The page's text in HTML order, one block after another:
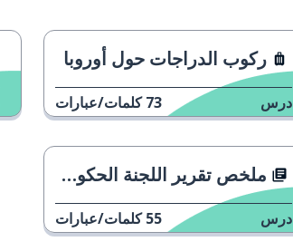
ركوب الدراجات حول أوروبا
درس 73 كلمات/عبارات
ملخص تقرير اللجنة الحكومية الدولية حول تغير المناخ
درس 55 كلمات/عبارات